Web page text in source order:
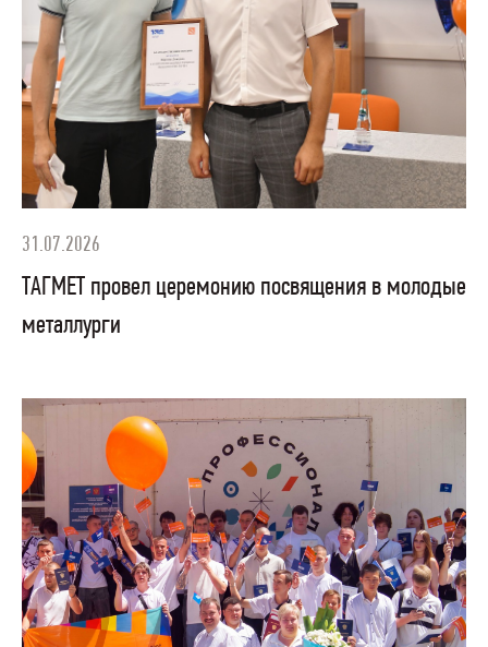
31.07.2026
ТАГМЕТ провел церемонию посвящения в молодые
металлурги